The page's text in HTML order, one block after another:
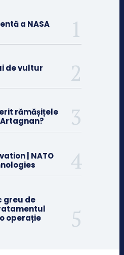
a NASA
de vultur
rămășițele
| NATO
greu de
operație